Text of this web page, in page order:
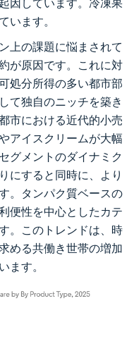
因しています。冷凍果
います。
上の課題に悩まされて
が原因です。これに対
処分所得の多い都市部
て独自のニッチを築き
市における近代的小売
アイスクリームが大幅
グメントのダイナミク
にすると同時に、より
。タンパク質ベースの
便性を中心としたカテ
。このトレンドは、時
める共働き世帯の増加
ます。